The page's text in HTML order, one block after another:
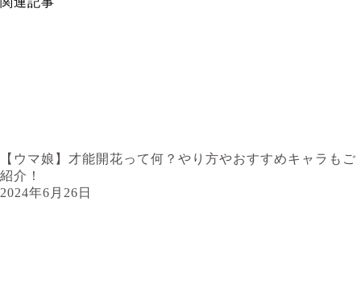
【ウマ娘】才能開花って何？やり方やおすすめキャラもご
紹介！
2024年6月26日